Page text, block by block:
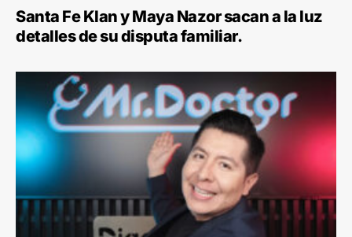
Santa Fe Klan y Maya Nazor sacan a la luz
detalles de su disputa familiar.